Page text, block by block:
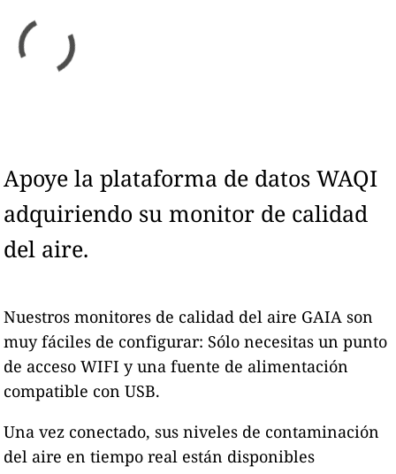
Apoye la plataforma de datos WAQI
adquiriendo su monitor de calidad
del aire.
Nuestros monitores de calidad del aire GAIA son
muy fáciles de configurar: Sólo necesitas un punto
de acceso WIFI y una fuente de alimentación
compatible con USB.
Una vez conectado, sus niveles de contaminación
del aire en tiempo real están disponibles